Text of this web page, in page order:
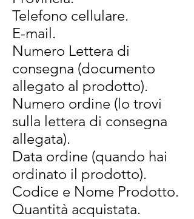
Telefono cellulare.
E-mail.
Numero Lettera di
consegna (documento
allegato al prodotto).
Numero ordine (lo trovi
sulla lettera di consegna
allegata).
Data ordine (quando hai
ordinato il prodotto).
Codice e Nome Prodotto.
Quantità acquistata.